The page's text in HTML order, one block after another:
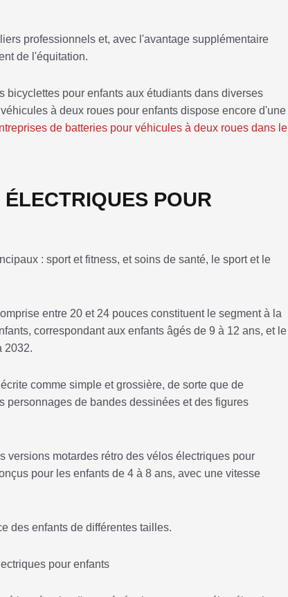
professionnels et, avec l'avantage supplémentaire
de l'équitation.
pour enfants aux étudiants dans diverses
à deux roues pour enfants dispose encore d'une
de batteries pour véhicules à deux roues dans le
POUR
: sport et fitness, et soins de santé, le sport et le
entre 20 et 24 pouces constituent le segment à la
correspondant aux enfants âgés de 9 à 12 ans, et le
2032.
comme simple et grossière, de sorte que de
personnages de bandes dessinées et des figures
versions motardes rétro des vélos électriques pour
pour les enfants de 4 à 8 ans, avec une vitesse
des enfants de différentes tailles.